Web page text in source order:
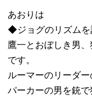
あおりは
◆ジョグのリズムを
鷹一とおぼしき男、
です。
ルーマーのリーダ
パーカーの男を銃で